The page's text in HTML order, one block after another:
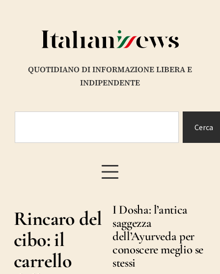
QUOTIDIANO DI INFORMAZIONE LIBERA E
INDIPENDENTE
Cerca
Rincaro del
cibo: il
carrello
I Dosha: l’antica
saggezza
dell’Ayurveda per
conoscere meglio se
stessi